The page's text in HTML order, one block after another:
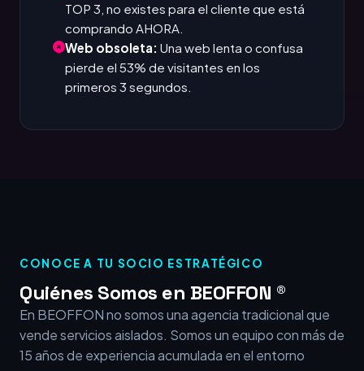
TOP 3, no existes para el cliente que está
comprando AHORA.
Web obsoleta: Una web lenta o confusa
pierde el 53% de visitantes en los
primeros 3 segundos.
CONOCE A TU SOCIO ESTRATÉGICO
Quiénes Somos en BEOFFON ®
En BEOFFON no somos una agencia tradicional que
vende servicios aislados. Somos un equipo con más de
15 años de experiencia acumulada en el entorno